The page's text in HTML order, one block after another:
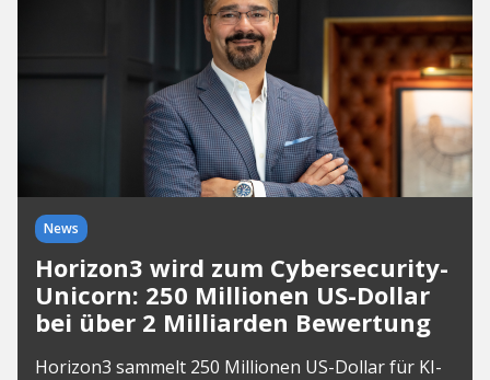
News
Horizon3 wird zum Cybersecurity-
Unicorn: 250 Millionen US-Dollar
bei über 2 Milliarden Bewertung
Horizon3 sammelt 250 Millionen US-Dollar für KI-